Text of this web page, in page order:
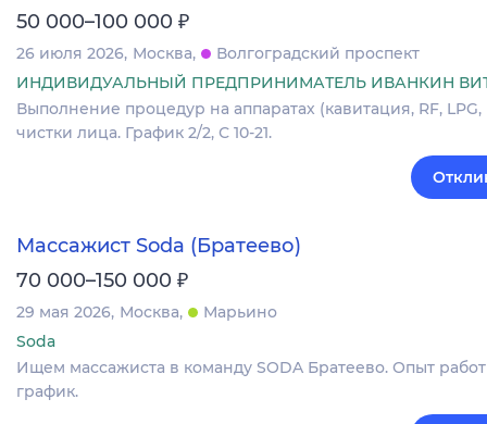
50 000–100 000 ₽
26 июля 2026 Москва
Волгоградский проспект
ИНДИВИДУАЛЬНЫЙ ПРЕДПРИНИМАТЕЛЬ ИВАНКИН
Выполнение процедур на аппаратах (кавитация, RF,
чистки лица. График 2/2, С 10-21.
Массажист Soda (Братеево)
70 000–150 000 ₽
29 мая 2026 Москва
Марьино
Soda
Ищем массажиста в команду SODA Братеево. Опыт
график.